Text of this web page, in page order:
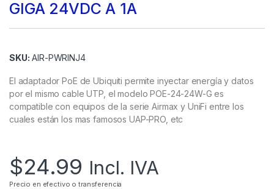
GIGA 24VDC A 1A
SKU: AIR-PWRINJ4
El adaptador PoE de Ubiquiti permite inyectar energía y datos
por el mismo cable UTP, el modelo POE-24-24W-G es
compatible con equipos de la serie Airmax y UniFi entre los
cuales están los mas famosos UAP-PRO, etc
$24.99 Incl. IVA
Precio en efectivo o transferencia